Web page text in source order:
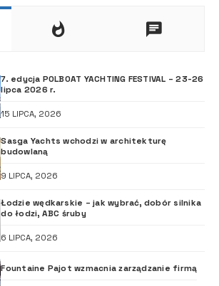
7. edycja POLBOAT YACHTING FESTIVAL – 23-26
lipca 2026 r.
15 LIPCA, 2026
Sasga Yachts wchodzi w architekturę
budowlaną
9 LIPCA, 2026
Łodzie wędkarskie – jak wybrać, dobór silnika
do łodzi, ABC śruby
6 LIPCA, 2026
Fountaine Pajot wzmacnia zarządzanie firmą